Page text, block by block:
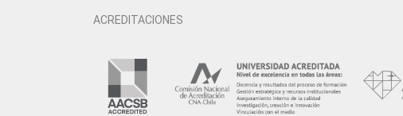
ACREDITACIONES